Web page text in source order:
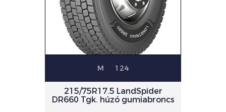
M 124
215/75R17.5 LandSpider
DR660 Tgk. húzó gumiabroncs